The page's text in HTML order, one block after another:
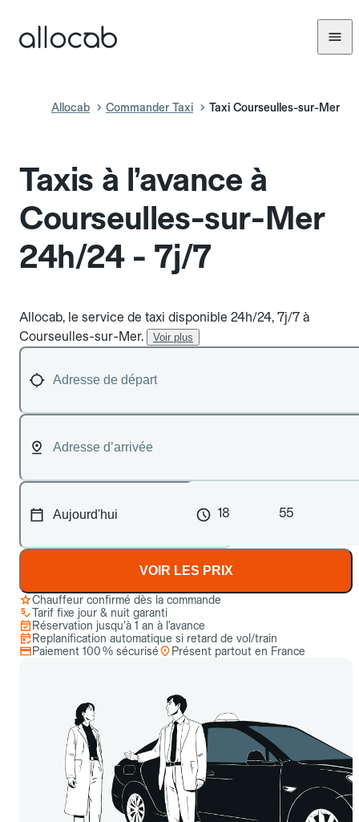
Allocab Commander Taxi Taxi Courseulles-sur-Mer
Taxis à l’avance à
Courseulles-sur-Mer
24h/24 - 7j/7
Allocab, le service de taxi disponible 24h/24, 7j/7 à
Courseulles-sur-Mer.
Voir plus
18 55
VOIR LES PRIX
Chauffeur confirmé dès la commande
Tarif fixe jour & nuit garanti
Réservation jusqu’à 1 an à l’avance
Replanification automatique si retard de vol/train
Paiement 100 % sécurisé
Présent partout en France